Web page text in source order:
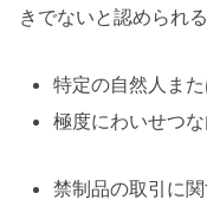
きでないと認められる
特定の自然人ま
極度にわいせつな
禁制品の取引に